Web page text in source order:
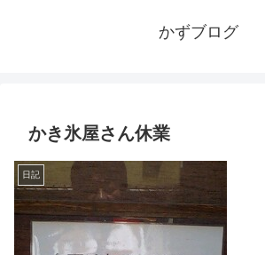
かずブログ
かき氷屋さん休業
日記